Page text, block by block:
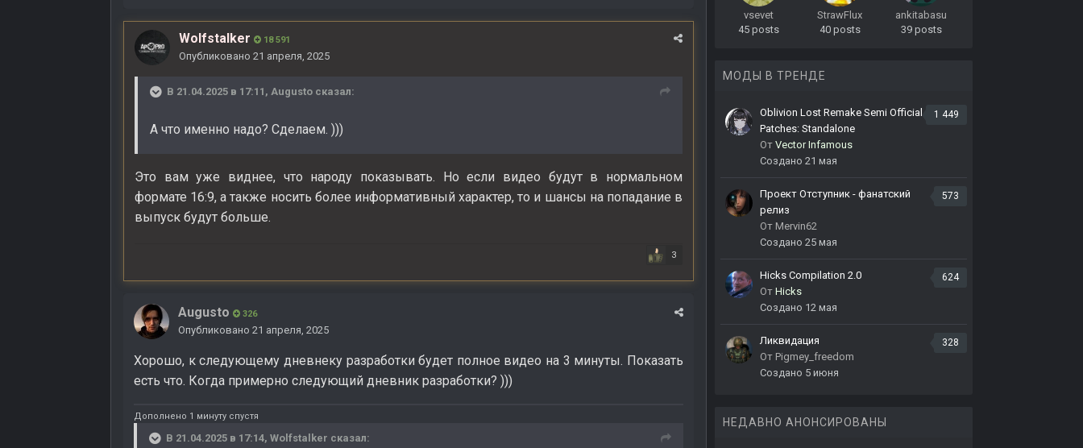
Wolfstalker 18 591
Опубликовано 21 апреля, 2025
В 21.04.2025 в 17:11, Augusto сказал:
А что именно надо? Сделаем. )))
Это вам уже виднее, что народу показывать. Но если видео будут в нормальном
формате 16:9, а также носить более информативный характер, то и шансы на попадание в
выпуск будут больше.
3
Augusto 326
Опубликовано 21 апреля, 2025
Хорошо, к следующему дневнеку разработки будет полное видео на 3 минуты. Показать
есть что. Когда примерно следующий дневник разработки? )))
Дополнено 1 минуту спустя
В 21.04.2025 в 17:14, Wolfstalker сказал:
vsevet
45 posts
StrawFlux
40 posts
ankitabasu
39 posts
МОДЫ В ТРЕНДЕ
1 449
Oblivion Lost Remake Semi Official
Patches: Standalone
От Vector Infamous
Создано 21 мая
573
Проект Отступник - фанатский
релиз
От Mervin62
Создано 25 мая
624
Hicks Compilation 2.0
От Hicks
Создано 12 мая
328
Ликвидация
От Pigmey_freedom
Создано 5 июня
НЕДАВНО АНОНСИРОВАНЫ